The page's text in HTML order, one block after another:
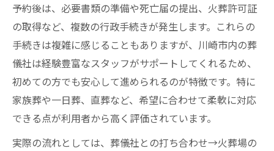
予約後は、必要書類の準備や死亡届の提出、火葬許可証
の取得など、複数の行政手続きが発生します。これらの
手続きは複雑に感じることもありますが、川崎市内の葬
儀社は経験豊富なスタッフがサポートしてくれるため、
初めての方でも安心して進められるのが特徴です。特に
家族葬や一日葬、直葬など、希望に合わせて柔軟に対応
できる点が利用者から高く評価されています。
実際の流れとしては、葬儀社との打ち合わせ→火葬場の